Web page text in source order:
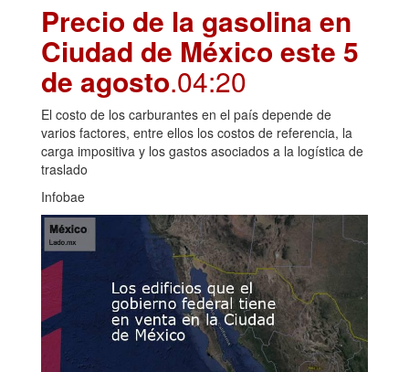
Precio de la gasolina en
Ciudad de México este 5
de agosto.04:20
El costo de los carburantes en el país depende de
varios factores, entre ellos los costos de referencia, la
carga impositiva y los gastos asociados a la logística de
traslado
Infobae